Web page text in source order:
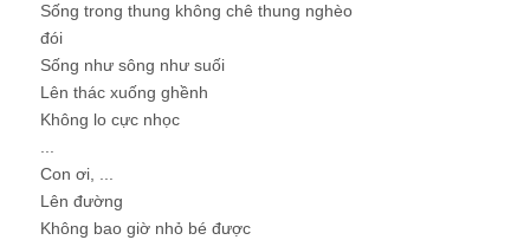
Sống trong thung không chê thung nghèo
đói
Sống như sông như suối
Lên thác xuống ghềnh
Không lo cực nhọc
...
Con ơi, ...
Lên đường
Không bao giờ nhỏ bé được